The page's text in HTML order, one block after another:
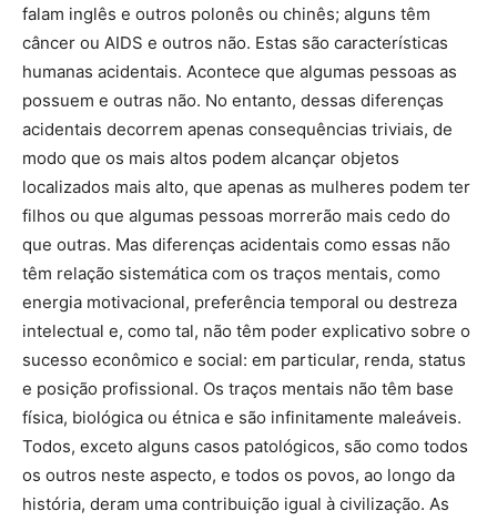
falam inglês e outros polonês ou chinês; alguns têm
câncer ou AIDS e outros não. Estas são características
humanas acidentais. Acontece que algumas pessoas as
possuem e outras não. No entanto, dessas diferenças
acidentais decorrem apenas consequências triviais, de
modo que os mais altos podem alcançar objetos
localizados mais alto, que apenas as mulheres podem ter
filhos ou que algumas pessoas morrerão mais cedo do
que outras. Mas diferenças acidentais como essas não
têm relação sistemática com os traços mentais, como
energia motivacional, preferência temporal ou destreza
intelectual e, como tal, não têm poder explicativo sobre o
sucesso econômico e social: em particular, renda, status
e posição profissional. Os traços mentais não têm base
física, biológica ou étnica e são infinitamente maleáveis.
Todos, exceto alguns casos patológicos, são como todos
os outros neste aspecto, e todos os povos, ao longo da
história, deram uma contribuição igual à civilização. As